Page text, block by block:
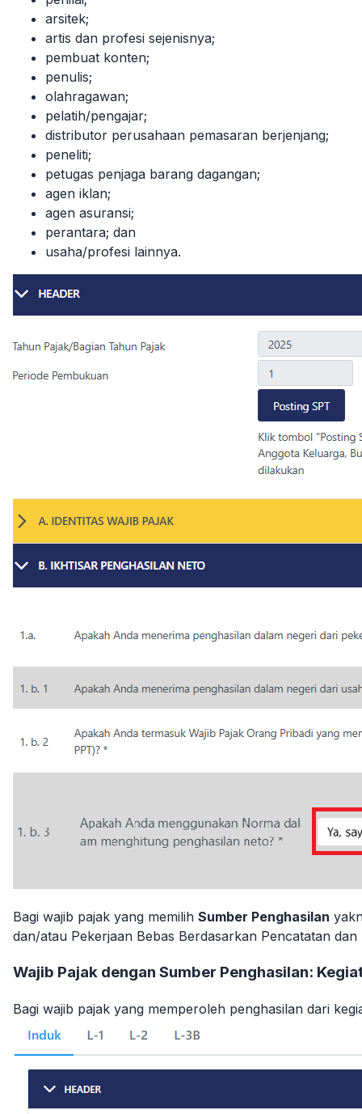
arsitek;
artis dan profesi sejenisnya;
pembuat konten;
penulis;
olahragawan;
pelatih/pengajar;
distributor perusahaan pemasaran berjenjang;
peneliti;
petugas penjaga barang dagangan;
agen iklan;
agen asuransi;
perantara; dan
usaha/profesi lainnya.
Bagi wajib pajak yang memilih Sumber Penghasilan
dan/atau Pekerjaan Bebas Berdasarkan Pencatatan
Wajib Pajak dengan Sumber Penghasilan:
Bagi wajib pajak yang memperoleh penghasilan dari